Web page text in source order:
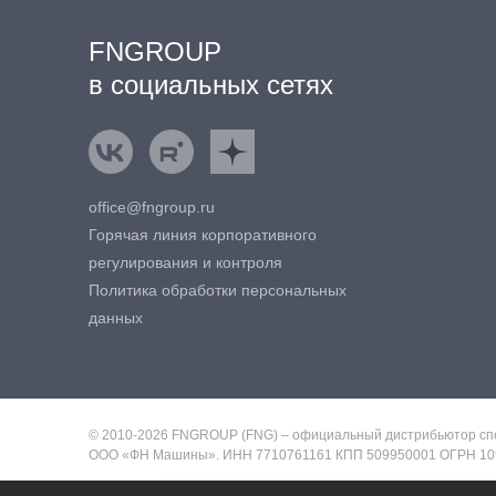
FNGROUP
в социальных сетях
ВКонтактеRutube Яндекс.Дзен
office@fngroup.ru
Горячая линия корпоративного
регулирования и контроля
Политика обработки персональных
данных
© 2010-2026 FNGROUP (FNG) – официальный дистрибьютор
ООО «ФН Машины». ИНН 7710761161 КПП 509950001 ОГРН